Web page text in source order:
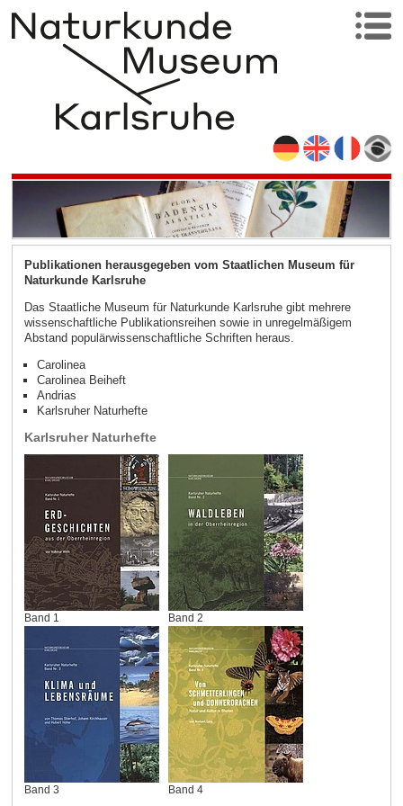
Publikationen herausgegeben vom Staatlichen Museum für
Naturkunde Karlsruhe
Das Staatliche Museum für Naturkunde Karlsruhe gibt mehrere
wissenschaftliche Publikationsreihen sowie in unregelmäßigem
Abstand populärwissenschaftliche Schriften heraus.
Carolinea
Carolinea Beiheft
Andrias
Karlsruher Naturhefte
Karlsruher Naturhefte
Band 1 Band 2
Band 3 Band 4